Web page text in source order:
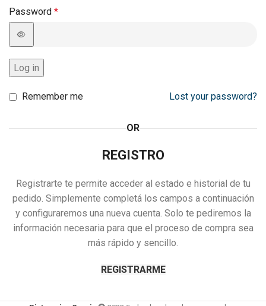
Password *
Log in
Lost your password?
Remember me
OR
REGISTRO
Registrarte te permite acceder al estado e historial de tu
pedido. Simplemente completá los campos a continuación
y configuraremos una nueva cuenta. Solo te pediremos la
información necesaria para que el proceso de compra sea
más rápido y sencillo.
REGISTRARME